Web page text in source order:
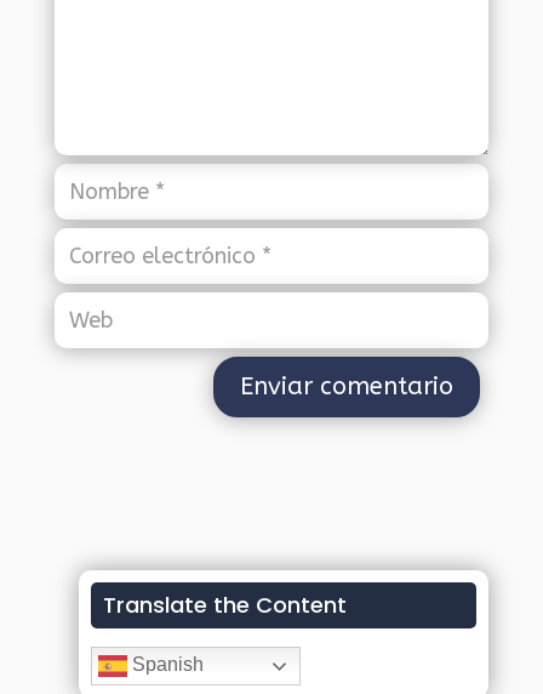
Translate the Content
Spanish